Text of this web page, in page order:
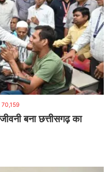
70,159
बना छत्तीसगढ़ का